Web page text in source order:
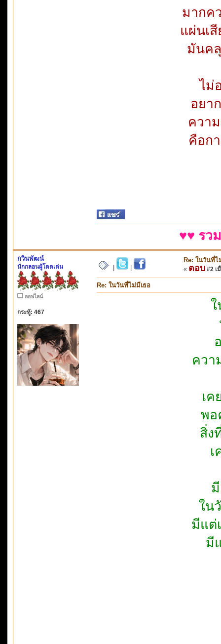
มากค
แผ่นเ
มันค
ไม่
อยา
ควา
คือก
♥♥ รว
กวินพัฒน์
นักกลอนผู้โดดเด่น
ออฟไลน์
กระทู้: 467
Re: ในวันที่ไ
« ตอบ #2 เ
Re: ในวันที่ไม่มีเธอ
ควา
เค
พอ
สิ่ง
ใน
มีแต่
มี